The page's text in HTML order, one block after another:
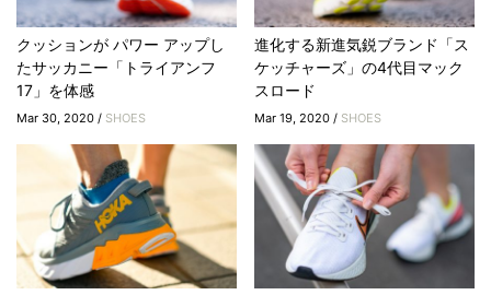
クッションが パワー アップし
たサッカニー「トライアンフ
17」を体感
Mar 30, 2020 / SHOES
進化する新進気鋭ブランド「ス
ケッチャーズ」の4代目マック
スロード
Mar 19, 2020 / SHOES